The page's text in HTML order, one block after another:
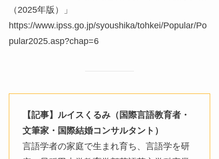
（2025年版）」
https://www.ipss.go.jp/syoushika/tohkei/Popular/Po
pular2025.asp?chap=6
【記事】 ルイスくるみ（国際言語教育者・
文筆家・国際結婚コンサルタント）
言語学者の家庭で生まれ育ち、言語学を研